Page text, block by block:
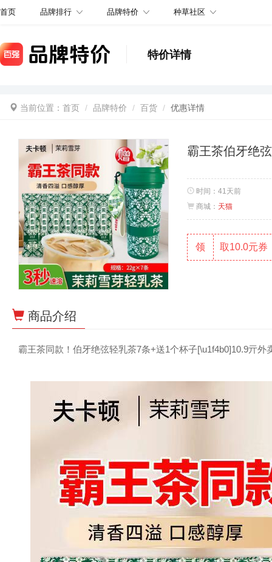
首页 品牌排行 品牌特价 种草社区
特价详情
当前位置： 首页 品牌特价 百货 优惠详情
霸王茶伯牙绝
时间： 41天前
商城： 天猫
领 取10.0元券
商品介绍
霸王茶同款！伯牙绝弦轻乳茶7条+送1个杯子[\u1f4b0]10.9亓